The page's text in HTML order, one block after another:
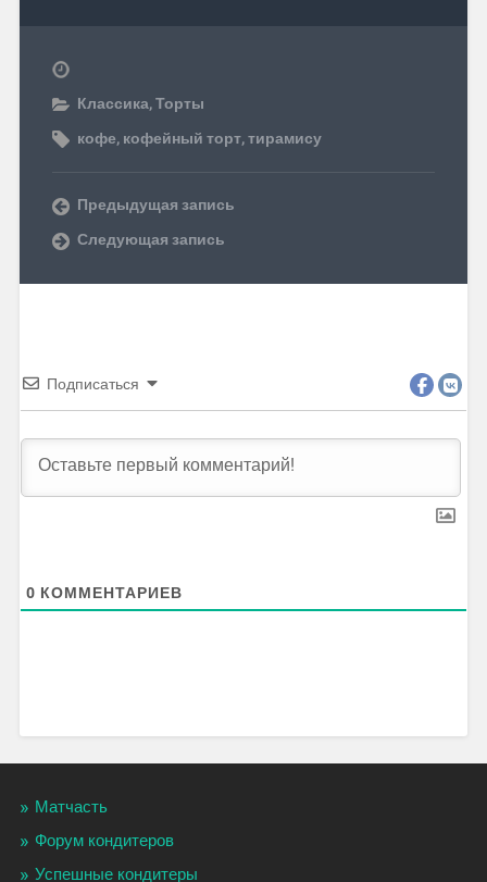
Классика,Торты
кофе, кофейный торт,тирамису
Предыдущая запись
Следующая запись
Подписаться
0 КОММЕНТАРИЕВ
Матчасть
Форум кондитеров
Успешные кондитеры